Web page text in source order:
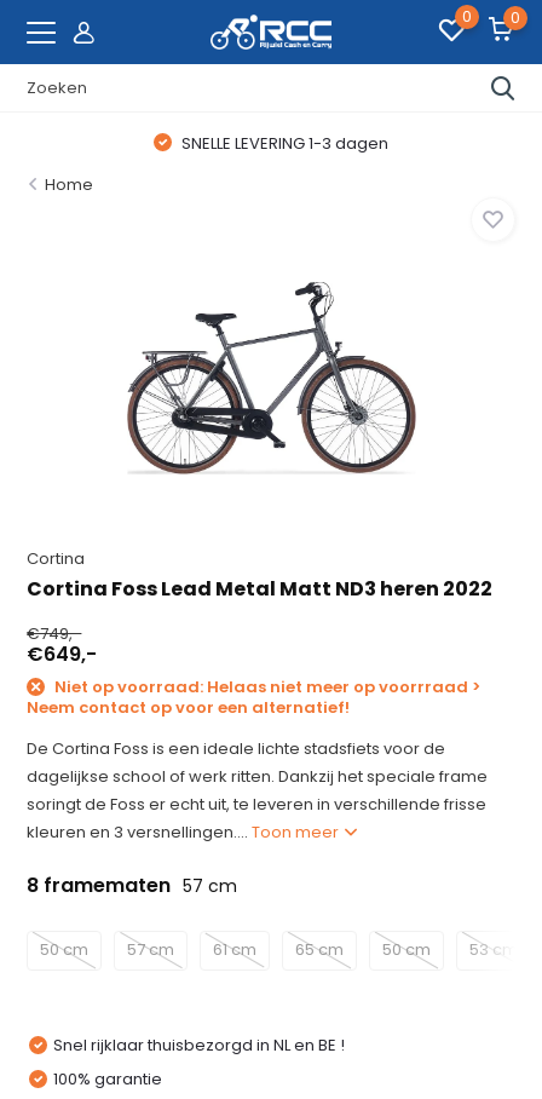
0 0
SNELLE LEVERING 1-3 dagen
Home
Cortina
Cortina Foss Lead Metal Matt ND3 heren 2022
€749,-
€649,-
Niet op voorraad: Helaas niet meer op voorrraad >
Neem contact op voor een alternatief!
De Cortina Foss is een ideale lichte stadsfiets voor de
dagelijkse school of werk ritten. Dankzij het speciale frame
soringt de Foss er echt uit, te leveren in verschillende frisse
kleuren en 3 versnellingen....Toon meer
8 framematen 57 cm
50 cm 57 cm 61 cm 65 cm 50 cm 53 cm
Snel rijklaar thuisbezorgd in NL en BE !
100% garantie